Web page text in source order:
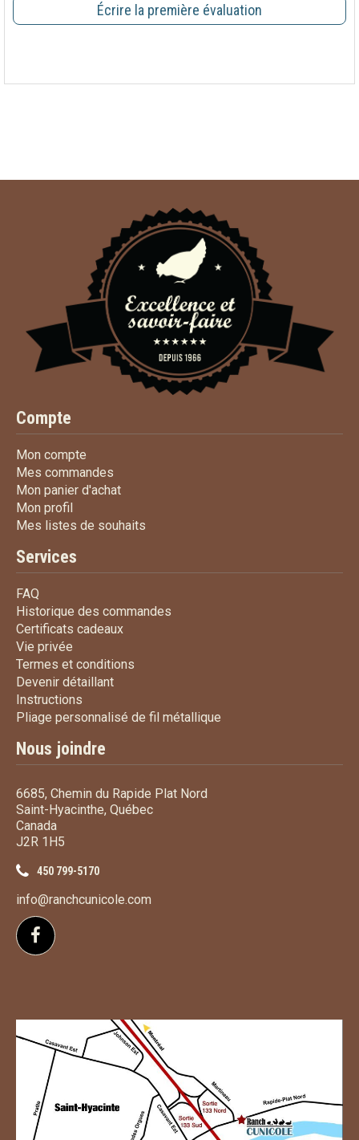
Écrire la première évaluation
Compte
Mon compte
Mes commandes
Mon panier d'achatMon panier d'achat
Mon profil
Mes listes de souhaits
Services
FAQ
Historique des commandes
Certificats cadeauxCertificats cadeaux
Vie privée
Termes et conditions
Devenir détaillantDevenir détaillant
Instructions
Pliage personnalisé de fil métallique
Nous joindre
6685, Chemin du Rapide Plat Nord
Saint-Hyacinthe, Québec
Canada
J2R 1H5
450 799-5170
info@ranchcunicole.com
Suivez-nous sur Facebook